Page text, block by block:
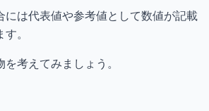
には代表値や参考値として数値が記載
。
考えてみましょう。